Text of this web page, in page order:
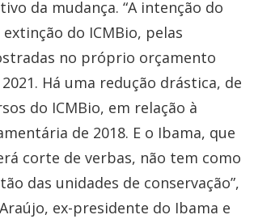
da mudança. “A intenção do
do ICMBio, pelas
no próprio orçamento
Há uma redução drástica, de
do ICMBio, em relação à
de 2018. E o Ibama, que
corte de verbas, não tem como
das unidades de conservação”,
ex-presidente do Ibama e